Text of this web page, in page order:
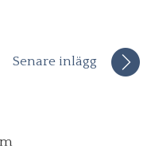
Senare inlägg